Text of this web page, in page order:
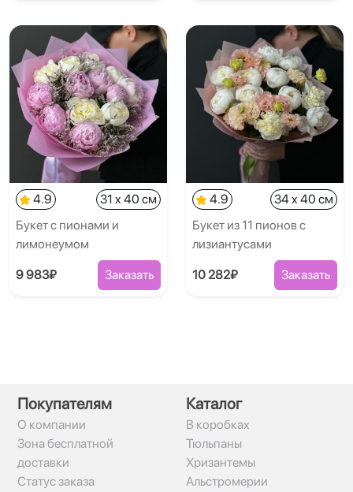
4.9
31 x 40 см
Букет с пионами и
лимонеумом
9 983₽ Заказать
4.9
34 x 40 см
Букет из 11 пионов с
лизиантусами
10 282₽ Заказать
Покупателям
О компании
Зона бесплатной
доставки
Статус заказа
Каталог
В коробках
Тюльпаны
Хризантемы
Альстромерии